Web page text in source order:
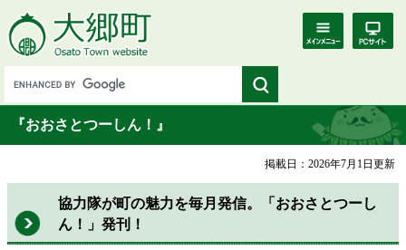
『おおさとつーしん！』
掲載日：2026年7月1日更新
協力隊が町の魅力を毎月発信。「おおさとつーし
ん！」発刊！